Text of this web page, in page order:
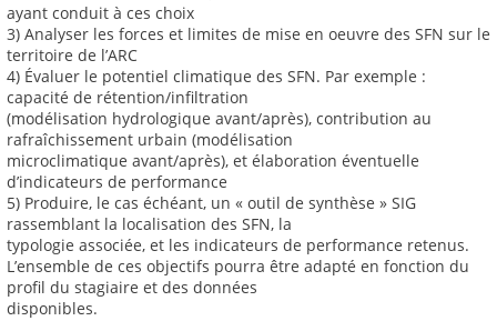
ayant conduit à ces choix
3) Analyser les forces et limites de mise en oeuvre des SFN sur le
territoire de l’ARC
4) Évaluer le potentiel climatique des SFN. Par exemple :
capacité de rétention/infiltration
(modélisation hydrologique avant/après), contribution au
rafraîchissement urbain (modélisation
microclimatique avant/après), et élaboration éventuelle
d’indicateurs de performance
5) Produire, le cas échéant, un « outil de synthèse » SIG
rassemblant la localisation des SFN, la
typologie associée, et les indicateurs de performance retenus.
L’ensemble de ces objectifs pourra être adapté en fonction du
profil du stagiaire et des données
disponibles.